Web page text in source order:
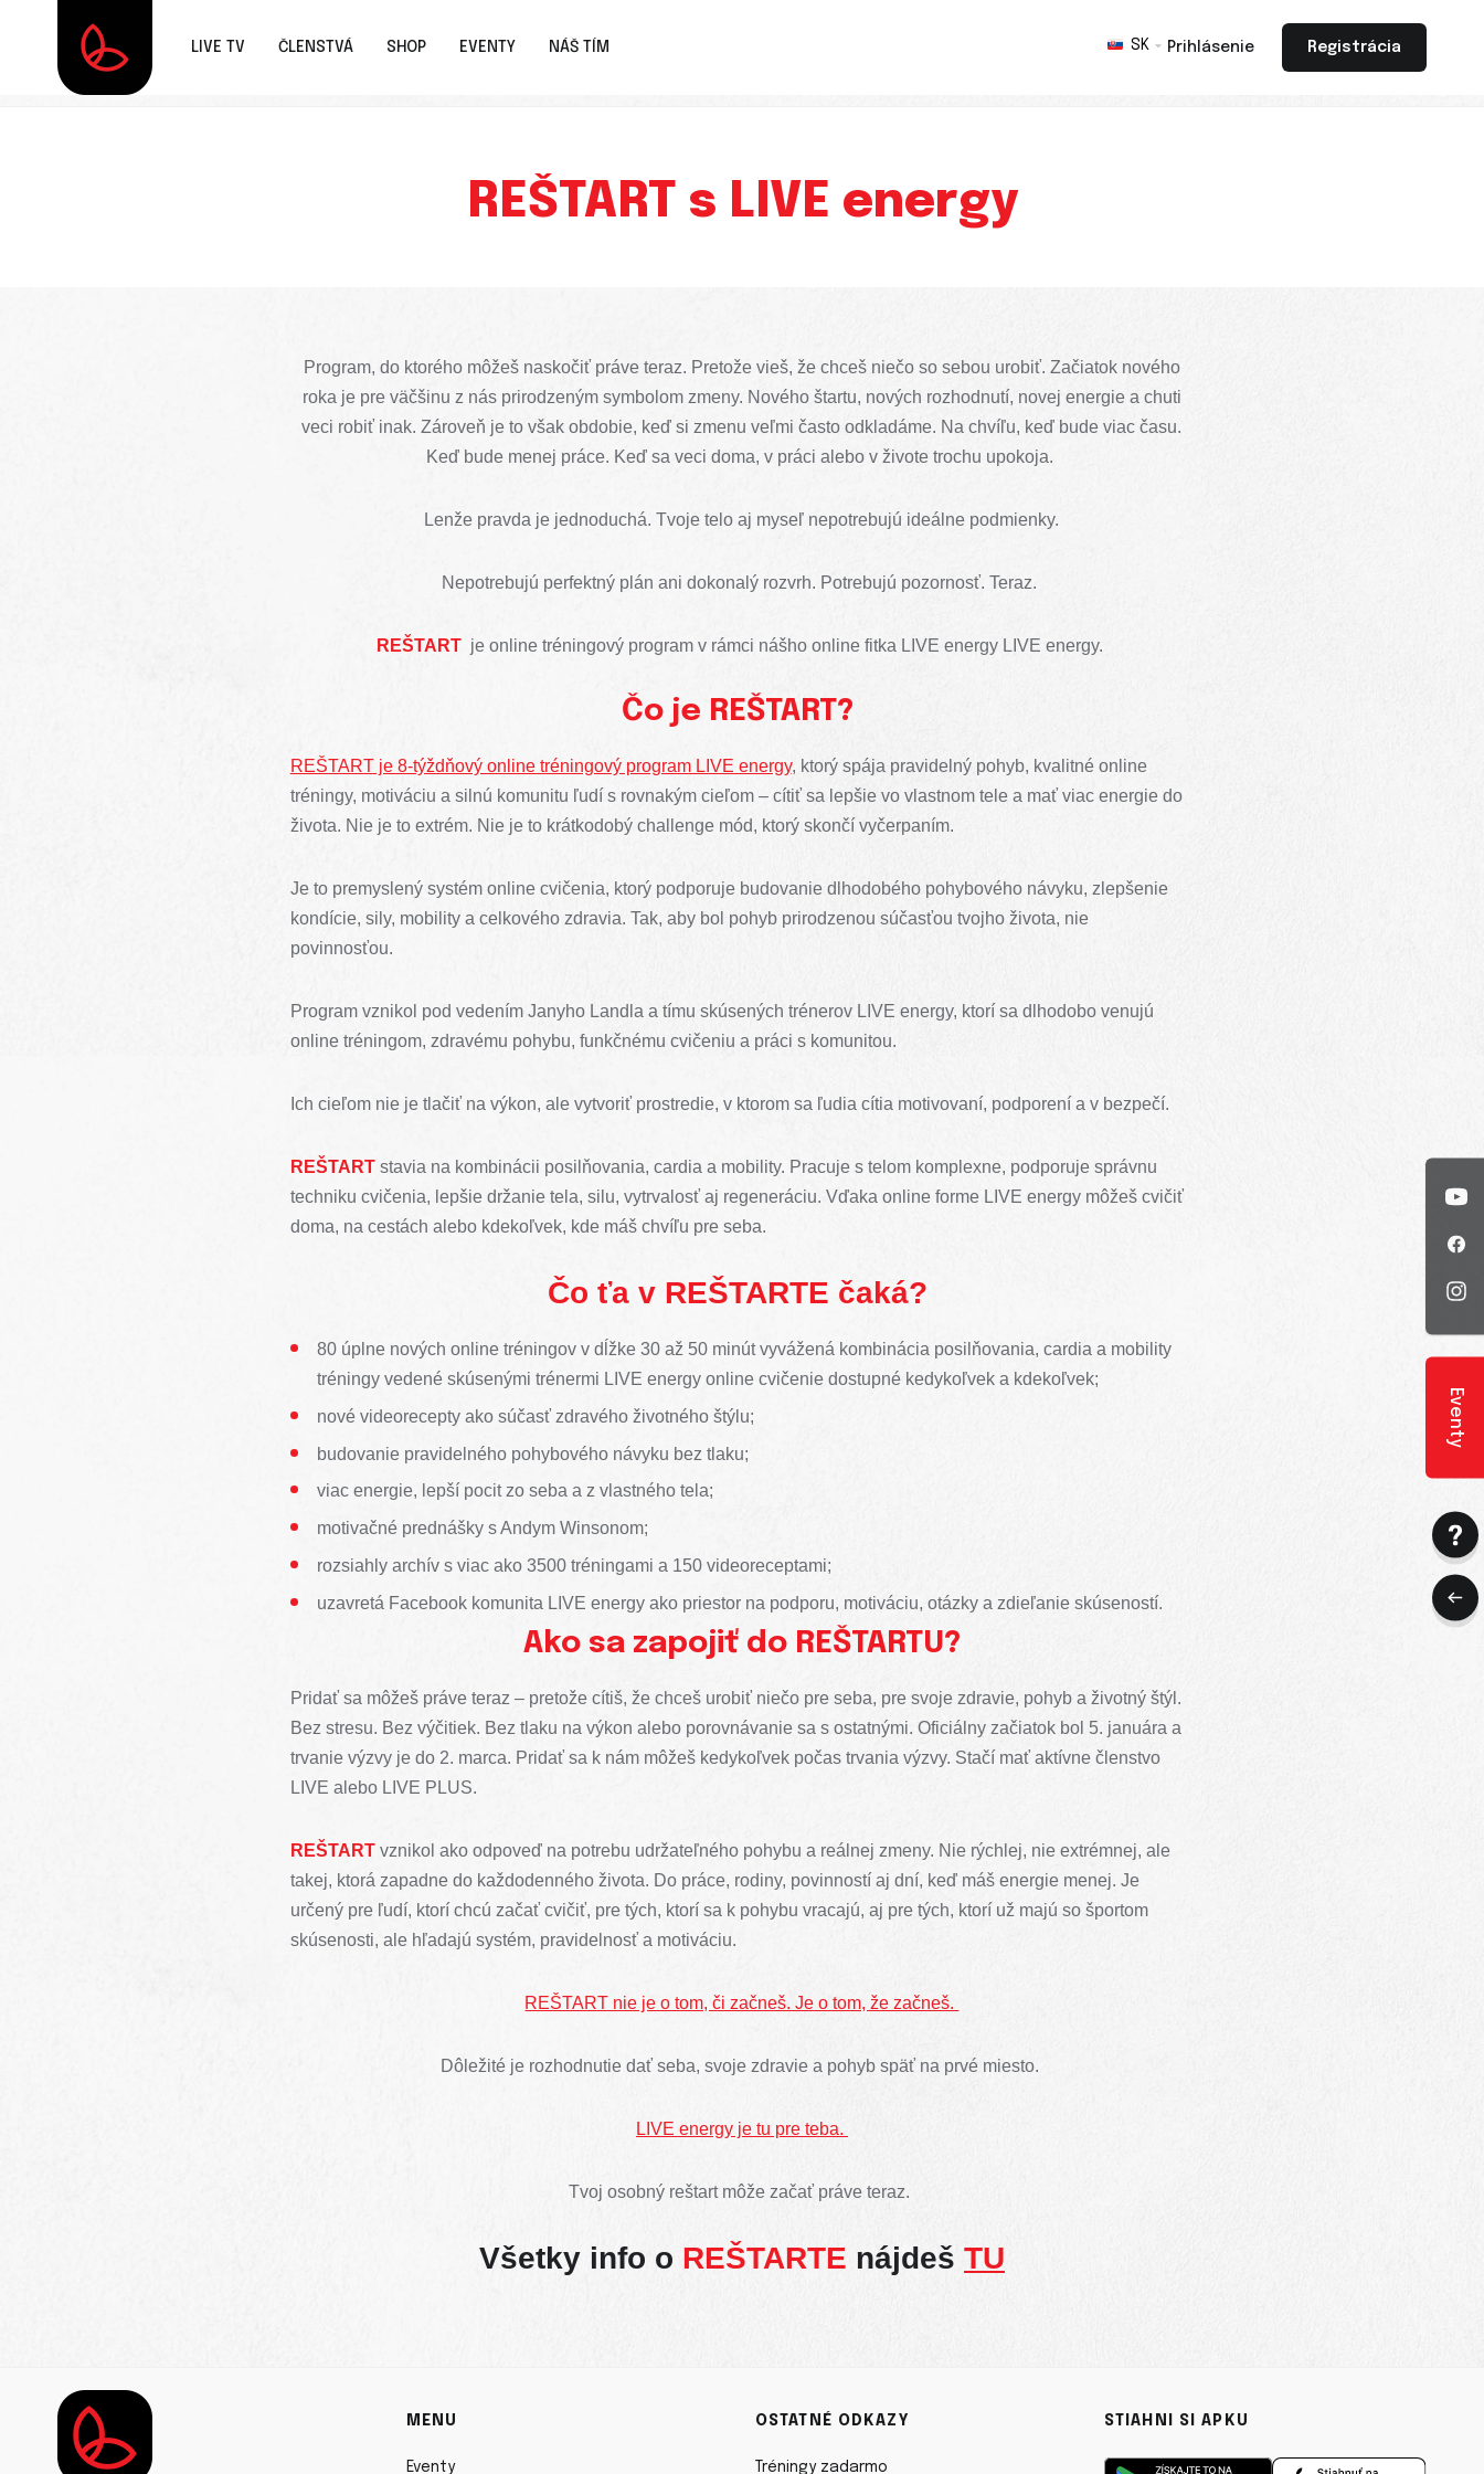
Eventy
LIVE TV ČLENSTVÁ SHOP EVENTY NÁŠ TÍM SK Prihlásenie Registrácia
REŠTART s LIVE energy
Program, do ktorého môžeš naskočiť práve teraz. Pretože vieš, že chceš niečo so sebou urobiť. Začiatok nového
roka je pre väčšinu z nás prirodzeným symbolom zmeny. Nového štartu, nových rozhodnutí, novej energie a chuti
veci robiť inak. Zároveň je to však obdobie, keď si zmenu veľmi často odkladáme. Na chvíľu, keď bude viac času.
Keď bude menej práce. Keď sa veci doma, v práci alebo v živote trochu upokoja.
Lenže pravda je jednoduchá. Tvoje telo aj myseľ nepotrebujú ideálne podmienky.
Nepotrebujú perfektný plán ani dokonalý rozvrh. Potrebujú pozornosť. Teraz.
REŠTART je online tréningový program v rámci nášho online fitka LIVE energy LIVE energy.
Čo je REŠTART?
REŠTART je 8-týždňový online tréningový program LIVE energy, ktorý spája pravidelný pohyb, kvalitné online
tréningy, motiváciu a silnú komunitu ľudí s rovnakým cieľom – cítiť sa lepšie vo vlastnom tele a mať viac energie do
života. Nie je to extrém. Nie je to krátkodobý challenge mód, ktorý skončí vyčerpaním.
Je to premyslený systém online cvičenia, ktorý podporuje budovanie dlhodobého pohybového návyku, zlepšenie
kondície, sily, mobility a celkového zdravia. Tak, aby bol pohyb prirodzenou súčasťou tvojho života, nie
povinnosťou.
Program vznikol pod vedením Janyho Landla a tímu skúsených trénerov LIVE energy, ktorí sa dlhodobo venujú
online tréningom, zdravému pohybu, funkčnému cvičeniu a práci s komunitou.
Ich cieľom nie je tlačiť na výkon, ale vytvoriť prostredie, v ktorom sa ľudia cítia motivovaní, podporení a v bezpečí.
REŠTARTstavia na kombinácii posilňovania, cardia a mobility. Pracuje s telom komplexne, podporuje správnu
techniku cvičenia, lepšie držanie tela, silu, vytrvalosť aj regeneráciu. Vďaka online forme LIVE energy môžeš cvičiť
doma, na cestách alebo kdekoľvek, kde máš chvíľu pre seba.
Čo ťa v REŠTARTE čaká?
80 úplne nových online tréningov v dĺžke 30 až 50 minút vyvážená kombinácia posilňovania, cardia a mobility
tréningy vedené skúsenými trénermi LIVE energy online cvičenie dostupné kedykoľvek a kdekoľvek;
nové videorecepty ako súčasť zdravého životného štýlu;
budovanie pravidelného pohybového návyku bez tlaku;
viac energie, lepší pocit zo seba a z vlastného tela;
motivačné prednášky s Andym Winsonom;
rozsiahly archív s viac ako 3500 tréningami a 150 videoreceptami;
uzavretá Facebook komunita LIVE energy ako priestor na podporu, motiváciu, otázky a zdieľanie skúseností.
Ako sa zapojiť do REŠTARTU?
Pridať sa môžeš práve teraz – pretože cítiš, že chceš urobiť niečo pre seba, pre svoje zdravie, pohyb a životný štýl.
Bez stresu. Bez výčitiek. Bez tlaku na výkon alebo porovnávanie sa s ostatnými. Oficiálny začiatok bol 5. januára a
trvanie výzvy je do 2. marca. Pridať sa k nám môžeš kedykoľvek počas trvania výzvy. Stačí mať aktívne členstvo
LIVE alebo LIVE PLUS.
REŠTARTvznikol ako odpoveď na potrebu udržateľného pohybu a reálnej zmeny. Nie rýchlej, nie extrémnej, ale
takej, ktorá zapadne do každodenného života. Do práce, rodiny, povinností aj dní, keď máš energie menej. Je
určený pre ľudí, ktorí chcú začať cvičiť, pre tých, ktorí sa k pohybu vracajú, aj pre tých, ktorí už majú so športom
skúsenosti, ale hľadajú systém, pravidelnosť a motiváciu.
REŠTART nie je o tom, či začneš. Je o tom, že začneš.
Dôležité je rozhodnutie dať seba, svoje zdravie a pohyb späť na prvé miesto.
LIVE energy je tu pre teba.
Tvoj osobný reštart môže začať práve teraz.
Všetky info o REŠTARTE nájdeš TU
MENU
Eventy
OSTATNÉ ODKAZY
Tréningy zadarmo
STIAHNI SI APKU